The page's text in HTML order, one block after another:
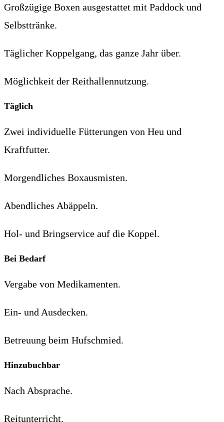
Großzügige Boxen ausgestattet mit Paddock und
Selbsttränke.
Täglicher Koppelgang, das ganze Jahr über.
Möglichkeit der Reithallennutzung.
Täglich
Zwei individuelle Fütterungen von Heu und
Kraftfutter.
Morgendliches Boxausmisten.
Abendliches Abäppeln.
Hol- und Bringservice auf die Koppel.
Bei Bedarf
Vergabe von Medikamenten.
Ein- und Ausdecken.
Betreuung beim Hufschmied.
Hinzubuchbar
Nach Absprache.
Reitunterricht.